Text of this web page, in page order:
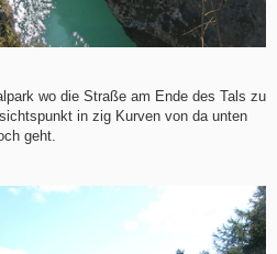
wo die Straße am Ende des Tals zu
in zig Kurven von da unten
geht.